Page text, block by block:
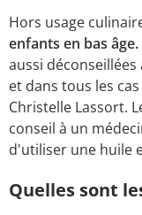
Hors usage
enfants en bas âge.
aussi
et dans tous les cas
Christelle Lassort.
conseil à un
d'utiliser une huile
Quelles sont